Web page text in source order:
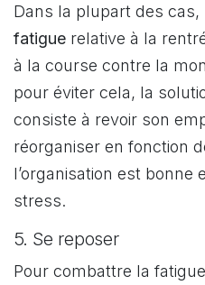
Dans la plupart des
fatigue relative à la
à la course contre la
pour éviter cela, la
consiste à revoir son
réorganiser en fonction
l’organisation est bonne
stress.
5. Se reposer
Pour combattre la